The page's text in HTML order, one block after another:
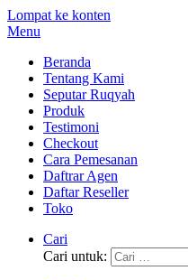
Lompat ke konten
Menu
Beranda
Tentang Kami
Seputar Ruqyah
Produk
Testimoni
Checkout
Cara Pemesanan
Daftrar Agen
Daftar Reseller
Toko
Cari
Cari untuk: